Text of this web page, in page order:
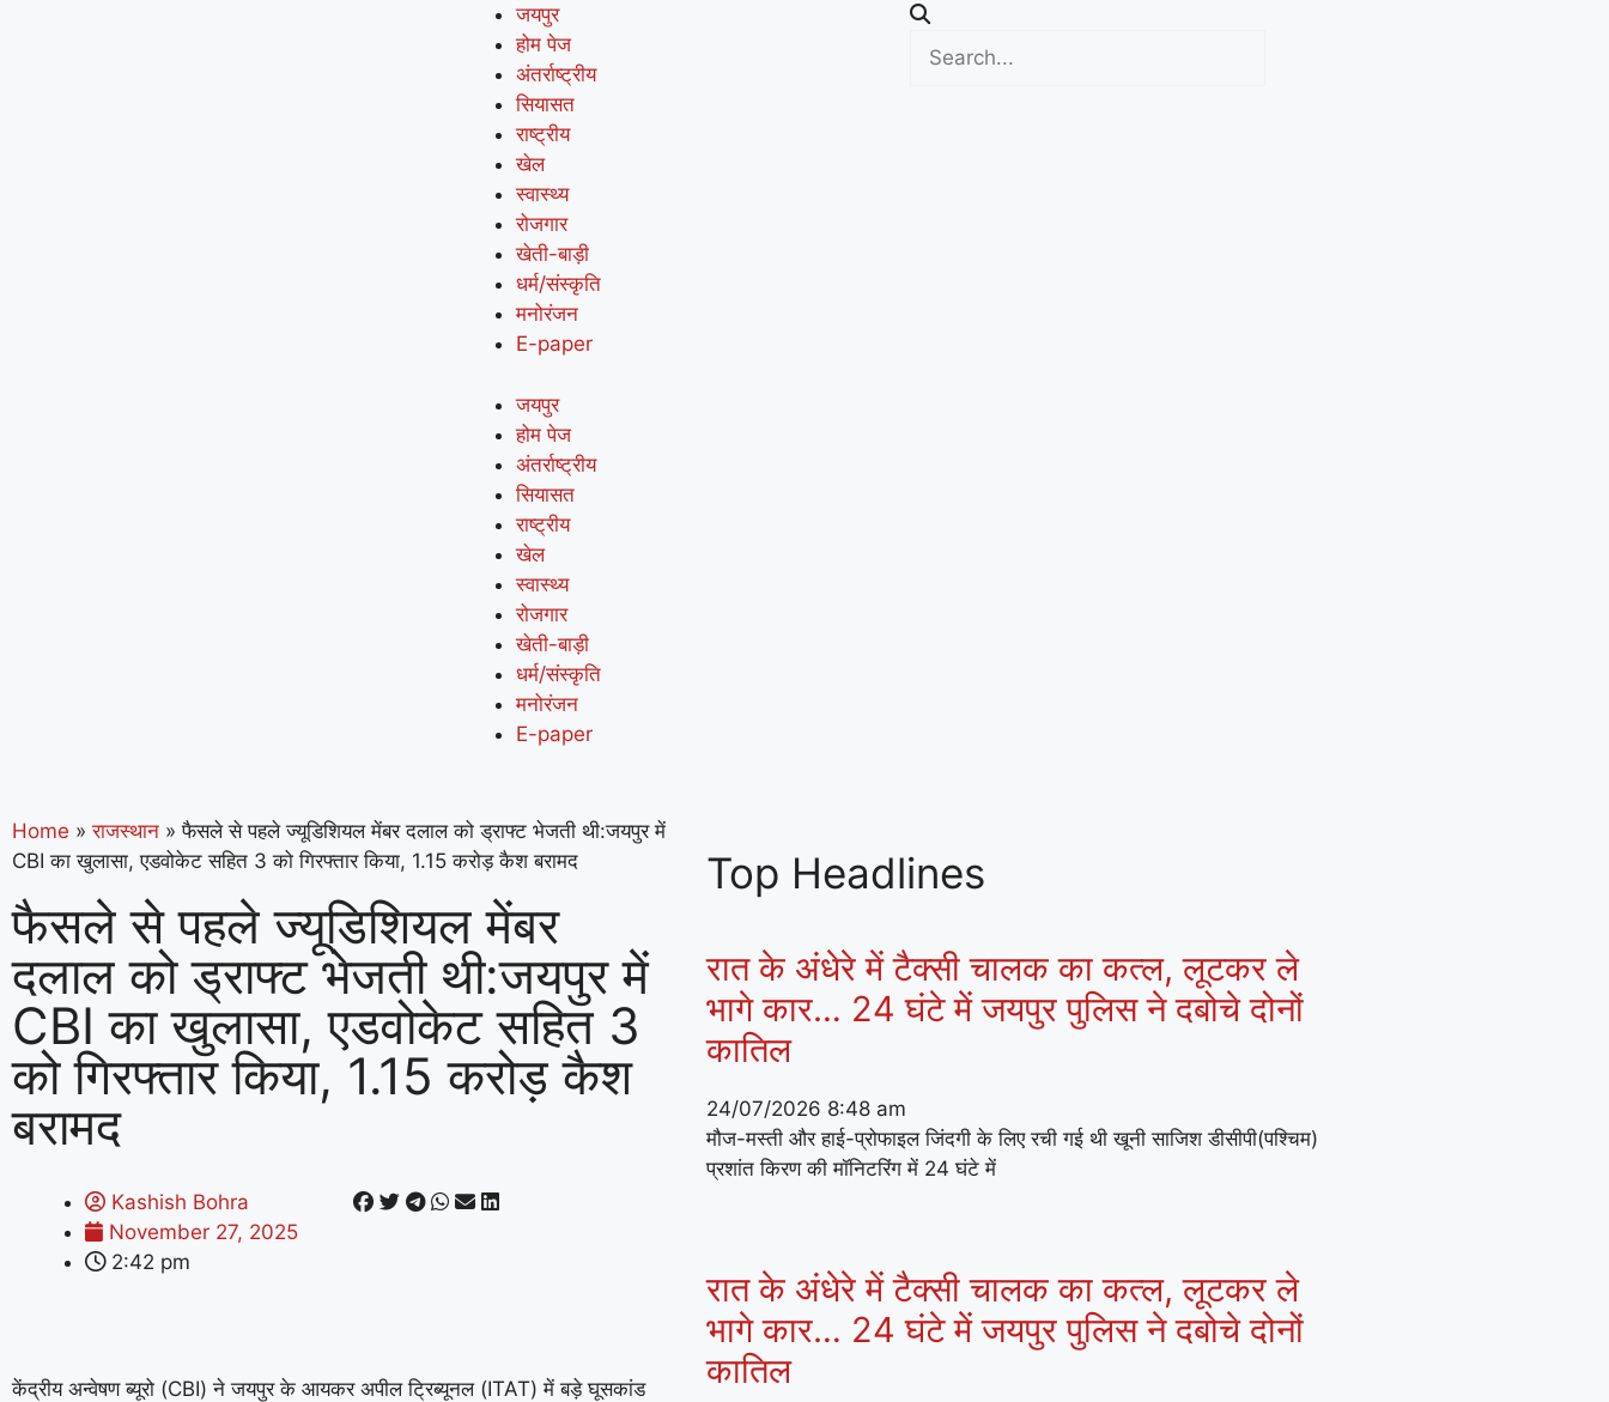
जयपुर
होम पेज
अंतर्राष्ट्रीय
सियासत
राष्ट्रीय
खेल
स्वास्थ्य
रोजगार
खेती-बाड़ी
धर्म/संस्कृति
मनोरंजन
E-paper
जयपुर
होम पेज
अंतर्राष्ट्रीय
सियासत
राष्ट्रीय
खेल
स्वास्थ्य
रोजगार
खेती-बाड़ी
धर्म/संस्कृति
मनोरंजन
E-paper
Home » राजस्थान » फैसले से पहले ज्यूडिशियल मेंबर दलाल को ड्राफ्ट भेजती थी:जयपुर में
CBI का खुलासा, एडवोकेट सहित 3 को गिरफ्तार किया, 1.15 करोड़ कैश बरामद
फैसले से पहले ज्यूडिशियल मेंबर
दलाल को ड्राफ्ट भेजती थी:जयपुर में
CBI का खुलासा, एडवोकेट सहित 3
को गिरफ्तार किया, 1.15 करोड़ कैश
बरामद
Kashish Bohra
November 27, 2025
2:42 pm
केंद्रीय अन्वेषण ब्यूरो (CBI) ने जयपुर के आयकर अपील ट्रिब्यूनल (ITAT) में बड़े घूसकांड
Top Headlines
रात के अंधेरे में टैक्सी चालक का कत्ल, लूटकर ले
भागे कार… 24 घंटे में जयपुर पुलिस ने दबोचे दोनों
कातिल
24/07/2026 8:48 am
मौज-मस्ती और हाई-प्रोफाइल जिंदगी के लिए रची गई थी खूनी साजिश डीसीपी(पश्चिम)
प्रशांत किरण की मॉनिटरिंग में 24 घंटे में
रात के अंधेरे में टैक्सी चालक का कत्ल, लूटकर ले
भागे कार… 24 घंटे में जयपुर पुलिस ने दबोचे दोनों
कातिल